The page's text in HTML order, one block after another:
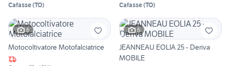
Cafasse(TO) Cafasse(TO)
6
Motocoltivatore Motofalciatrice
6
JEANNEAU EOLIA 25 - Deriva
MOBILE